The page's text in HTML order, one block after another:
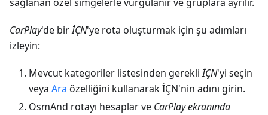
CarPlay'de birİÇN'ye rota oluşturmak için şu adımları
izleyin:
Mevcut kategoriler listesinden gerekliİÇN'yi seçin
veya Ara özelliğini kullanarak İÇN'nin adını girin.
OsmAnd rotayı hesaplar ve CarPlay ekranında